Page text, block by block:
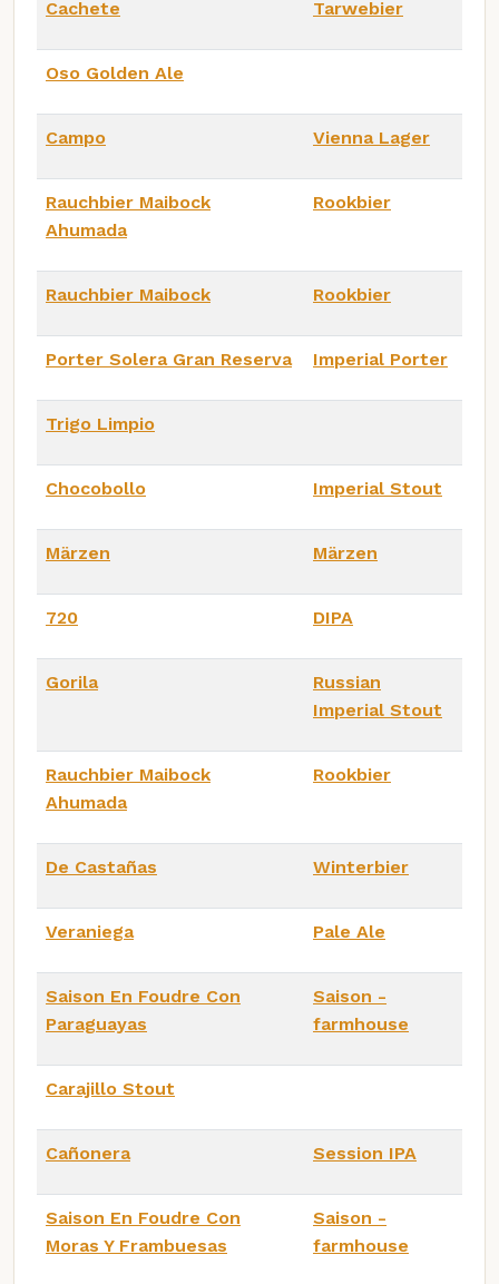
Cachete Tarwebier
Oso Golden Ale
Campo Vienna Lager
Rauchbier Maibock
Ahumada
Rookbier
Rauchbier Maibock Rookbier
Porter Solera Gran Reserva Imperial Porter
Trigo Limpio
Chocobollo Imperial Stout
Märzen Märzen
720 DIPA
Gorila
Russian
Imperial Stout
Rauchbier Maibock
Ahumada
Rookbier
De Castañas Winterbier
Veraniega Pale Ale
Saison En Foudre Con
Paraguayas
Saison -
farmhouse
Carajillo Stout
Cañonera Session IPA
Saison En Foudre Con
Moras Y Frambuesas
Saison -
farmhouse